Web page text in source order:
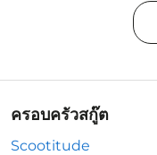
ครอบครัวสกู๊ต
Scootitude